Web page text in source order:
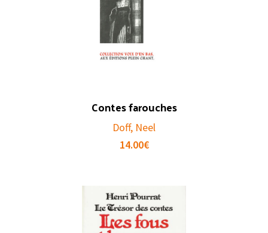
Contes farouches
Doff, Neel
14.00€